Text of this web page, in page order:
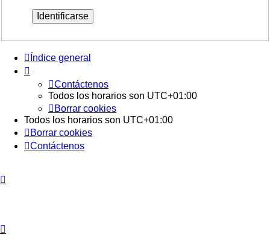
Índice general
Contáctenos
Todos los horarios son UTC+01:00
Borrar cookies
Todos los horarios son UTC+01:00
Borrar cookies
Contáctenos